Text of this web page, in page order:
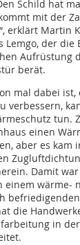
Schild hat
mit der
erklärt Martin
Lemgo, der
Aufrüstung
berät.
mal dabei
verbessern,
tun.
einen
aber es kam
Damit
einem wärme-
die
in